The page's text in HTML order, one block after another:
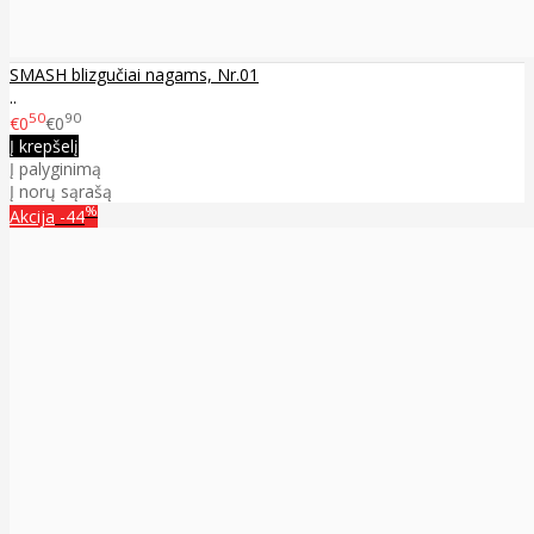
SMASH blizgučiai nagams, Nr.01
..
€050€090
Į krepšelį
Į palyginimą
Į norų sąrašą
Akcija -44%